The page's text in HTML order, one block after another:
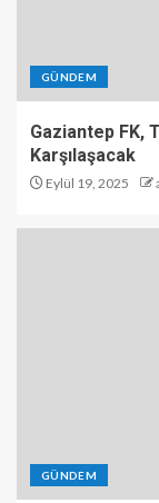
GÜNDEM
Gaziantep FK,
Karşılaşacak
Eylül 19, 2025
GÜNDEM